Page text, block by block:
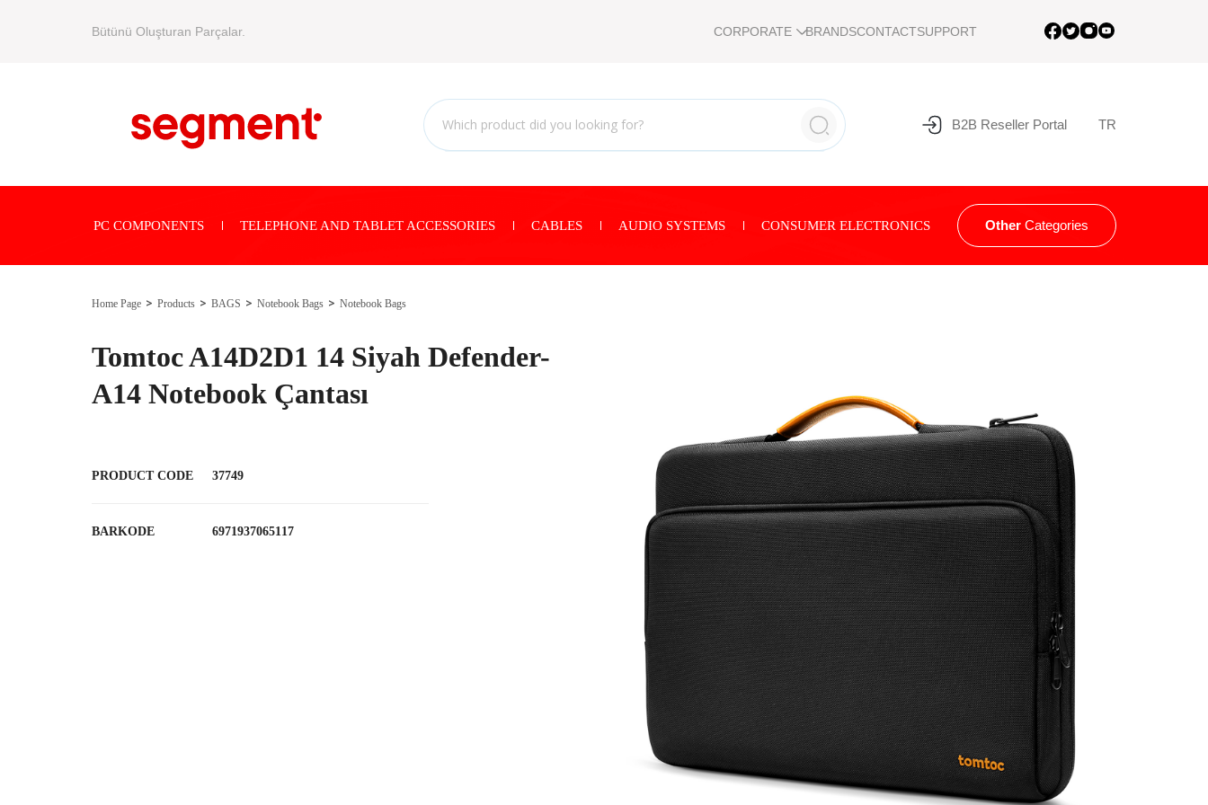
Bütünü Oluşturan Parçalar. CORPORATE BRANDSCONTACTSUPPORT
B2B Reseller Portal TR
PC COMPONENTS TELEPHONE AND TABLET ACCESSORIES CABLES AUDIO SYSTEMS CONSUMER ELECTRONICS Other Categories
Home Page Products BAGS Notebook Bags Notebook Bags
Tomtoc A14D2D1 14 Siyah Defender-
A14 Notebook Çantası
PRODUCT CODE 37749
BARKODE 6971937065117